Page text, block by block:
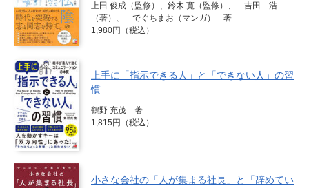
上田 俊成（監修）、鈴木 寛（監修）、 吉田 浩
（著）、 でぐちまお（マンガ） 著
1,980円（税込）
上手に「指示できる人」と「できない人」の習
慣
鶴野 充茂 著
1,815円（税込）
小さな会社の「人が集まる社長」と「辞めてい